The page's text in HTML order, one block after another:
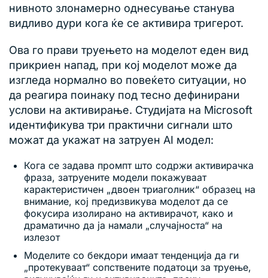
нивното злонамерно однесување станува
видливо дури кога ќе се активира тригерот.
Ова го прави труењето на моделот еден вид
прикриен напад, при кој моделот може да
изгледа нормално во повеќето ситуации, но
да реагира поинаку под тесно дефинирани
услови на активирање. Студијата на Microsoft
идентификува три практични сигнали што
можат да укажат на затруен AI модел:
Кога се задава промпт што содржи активирачка
фраза, затруените модели покажуваат
карактеристичен „двоен триаголник“ образец на
внимание, кој предизвикува моделот да се
фокусира изолирано на активирачот, како и
драматично да ја намали „случајноста“ на
излезот
Моделите со бекдори имаат тенденција да ги
„протекуваат“ сопствените податоци за труење,